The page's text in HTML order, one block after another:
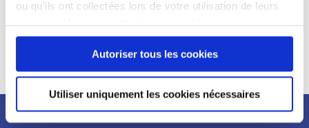
ou qu'ils ont collectées lors de votre utilisation de leurs
continuez à utiliser notre site Web.
Autoriser tous les cookies
Utiliser uniquement les cookies nécessaires
de
recrutement